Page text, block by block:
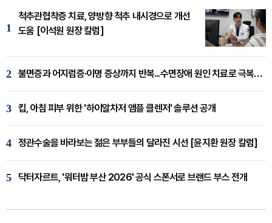
1
척추관협착증 치료, 양방향 척추 내시경으로 개선
도움 [이석원 원장 칼럼]
2 불면증과 어지럼증·이명 증상까지 반복...수면장애 원인 치료로 극복해야
3 킵, 아침 피부 위한 '하이알차저 앰플 클렌저' 솔루션 공개
4 정관수술을 바라보는 젊은 부부들의 달라진 시선 [윤지환 원장 칼럼]
5 닥터자르트, '워터밤 부산 2026' 공식 스폰서로 브랜드 부스 전개